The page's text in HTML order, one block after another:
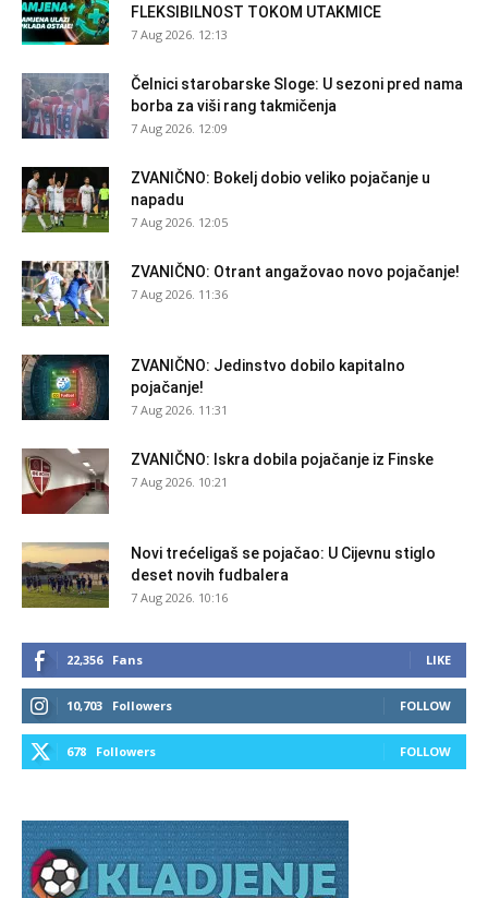
FLEKSIBILNOST TOKOM UTAKMICE
7 Aug 2026. 12:13
Čelnici starobarske Sloge: U sezoni pred nama
borba za viši rang takmičenja
7 Aug 2026. 12:09
ZVANIČNO: Bokelj dobio veliko pojačanje u
napadu
7 Aug 2026. 12:05
ZVANIČNO: Otrant angažovao novo pojačanje!
7 Aug 2026. 11:36
ZVANIČNO: Jedinstvo dobilo kapitalno
pojačanje!
7 Aug 2026. 11:31
ZVANIČNO: Iskra dobila pojačanje iz Finske
7 Aug 2026. 10:21
Novi trećeligaš se pojačao: U Cijevnu stiglo
deset novih fudbalera
7 Aug 2026. 10:16
22,356 Fans LIKE
10,703 Followers FOLLOW
678 Followers FOLLOW